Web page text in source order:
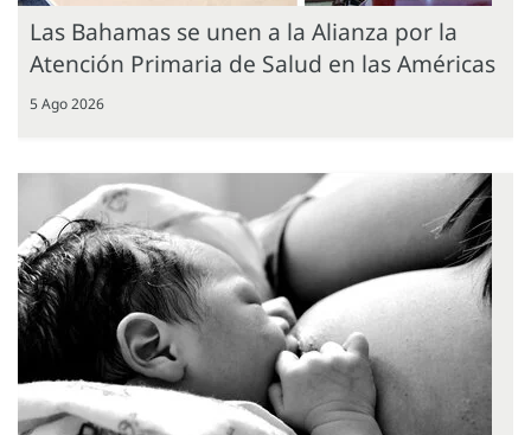
Las Bahamas se unen a la Alianza por la
Atención Primaria de Salud en las Américas
5 Ago 2026